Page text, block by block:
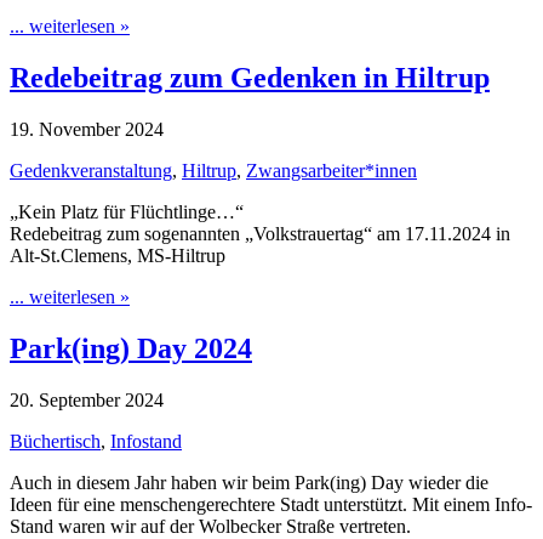
... weiterlesen »
Redebeitrag zum Gedenken in Hiltrup
19. November 2024
Gedenkveranstaltung, Hiltrup, Zwangsarbeiter*innen
„Kein Platz für Flüchtlinge…“
Redebeitrag zum sogenannten „Volkstrauertag“ am 17.11.2024 in
Alt-St.Clemens, MS-Hiltrup
... weiterlesen »
Park(ing) Day 2024
20. September 2024
Büchertisch, Infostand
Auch in diesem Jahr haben wir beim Park(ing) Day wieder die
Ideen für eine menschengerechtere Stadt unterstützt. Mit einem Info-
Stand waren wir auf der Wolbecker Straße vertreten.